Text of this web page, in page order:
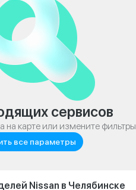
сервисов
на карте или измените фильтры
все параметры
Nissan в Челябинске